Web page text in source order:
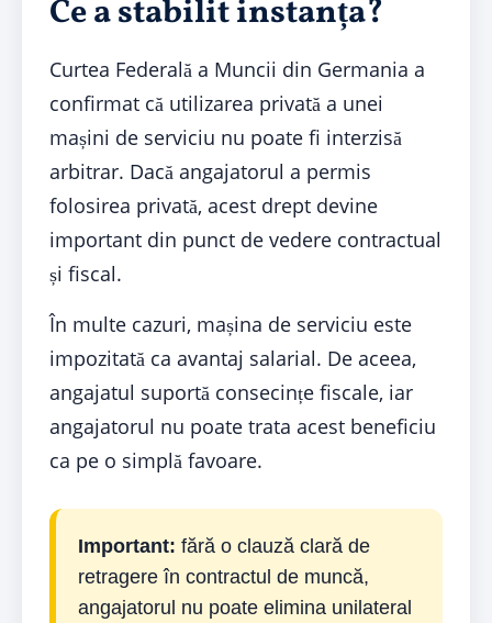
Ce a stabilit instanța?
Curtea Federală a Muncii din Germania a
confirmat că utilizarea privată a unei
mașini de serviciu nu poate fi interzisă
arbitrar. Dacă angajatorul a permis
folosirea privată, acest drept devine
important din punct de vedere contractual
și fiscal.
În multe cazuri, mașina de serviciu este
impozitată ca avantaj salarial. De aceea,
angajatul suportă consecințe fiscale, iar
angajatorul nu poate trata acest beneficiu
ca pe o simplă favoare.
Important: fără o clauză clară de
retragere în contractul de muncă,
angajatorul nu poate elimina unilateral